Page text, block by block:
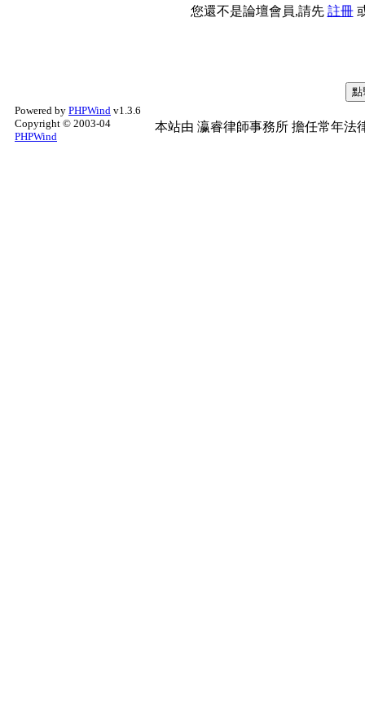
您還不是論壇會員,請先 註冊
Powered by PHPWind v1.3.6
Copyright © 2003-04
PHPWind
本站由 瀛睿律師事務所 擔任常年法